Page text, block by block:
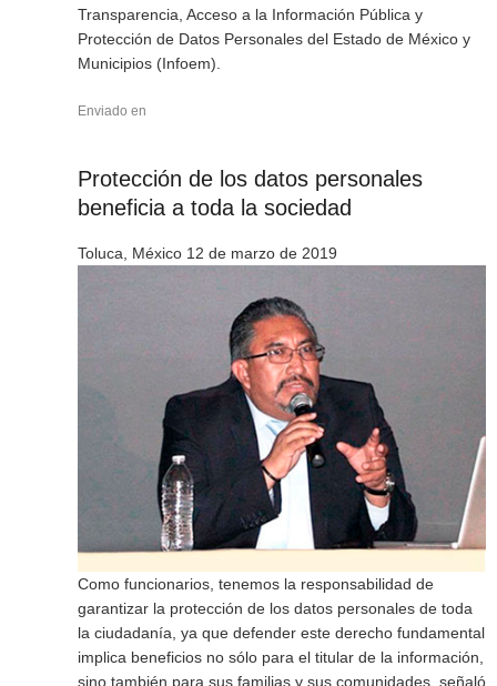
Transparencia, Acceso a la Información Pública y
Protección de Datos Personales del Estado de México y
Municipios (Infoem).
Enviado en
Protección de los datos personales
beneficia a toda la sociedad
Toluca, México 12 de marzo de 2019
Como funcionarios, tenemos la responsabilidad de
garantizar la protección de los datos personales de toda
la ciudadanía, ya que defender este derecho fundamental
implica beneficios no sólo para el titular de la información,
sino también para sus familias y sus comunidades, señaló